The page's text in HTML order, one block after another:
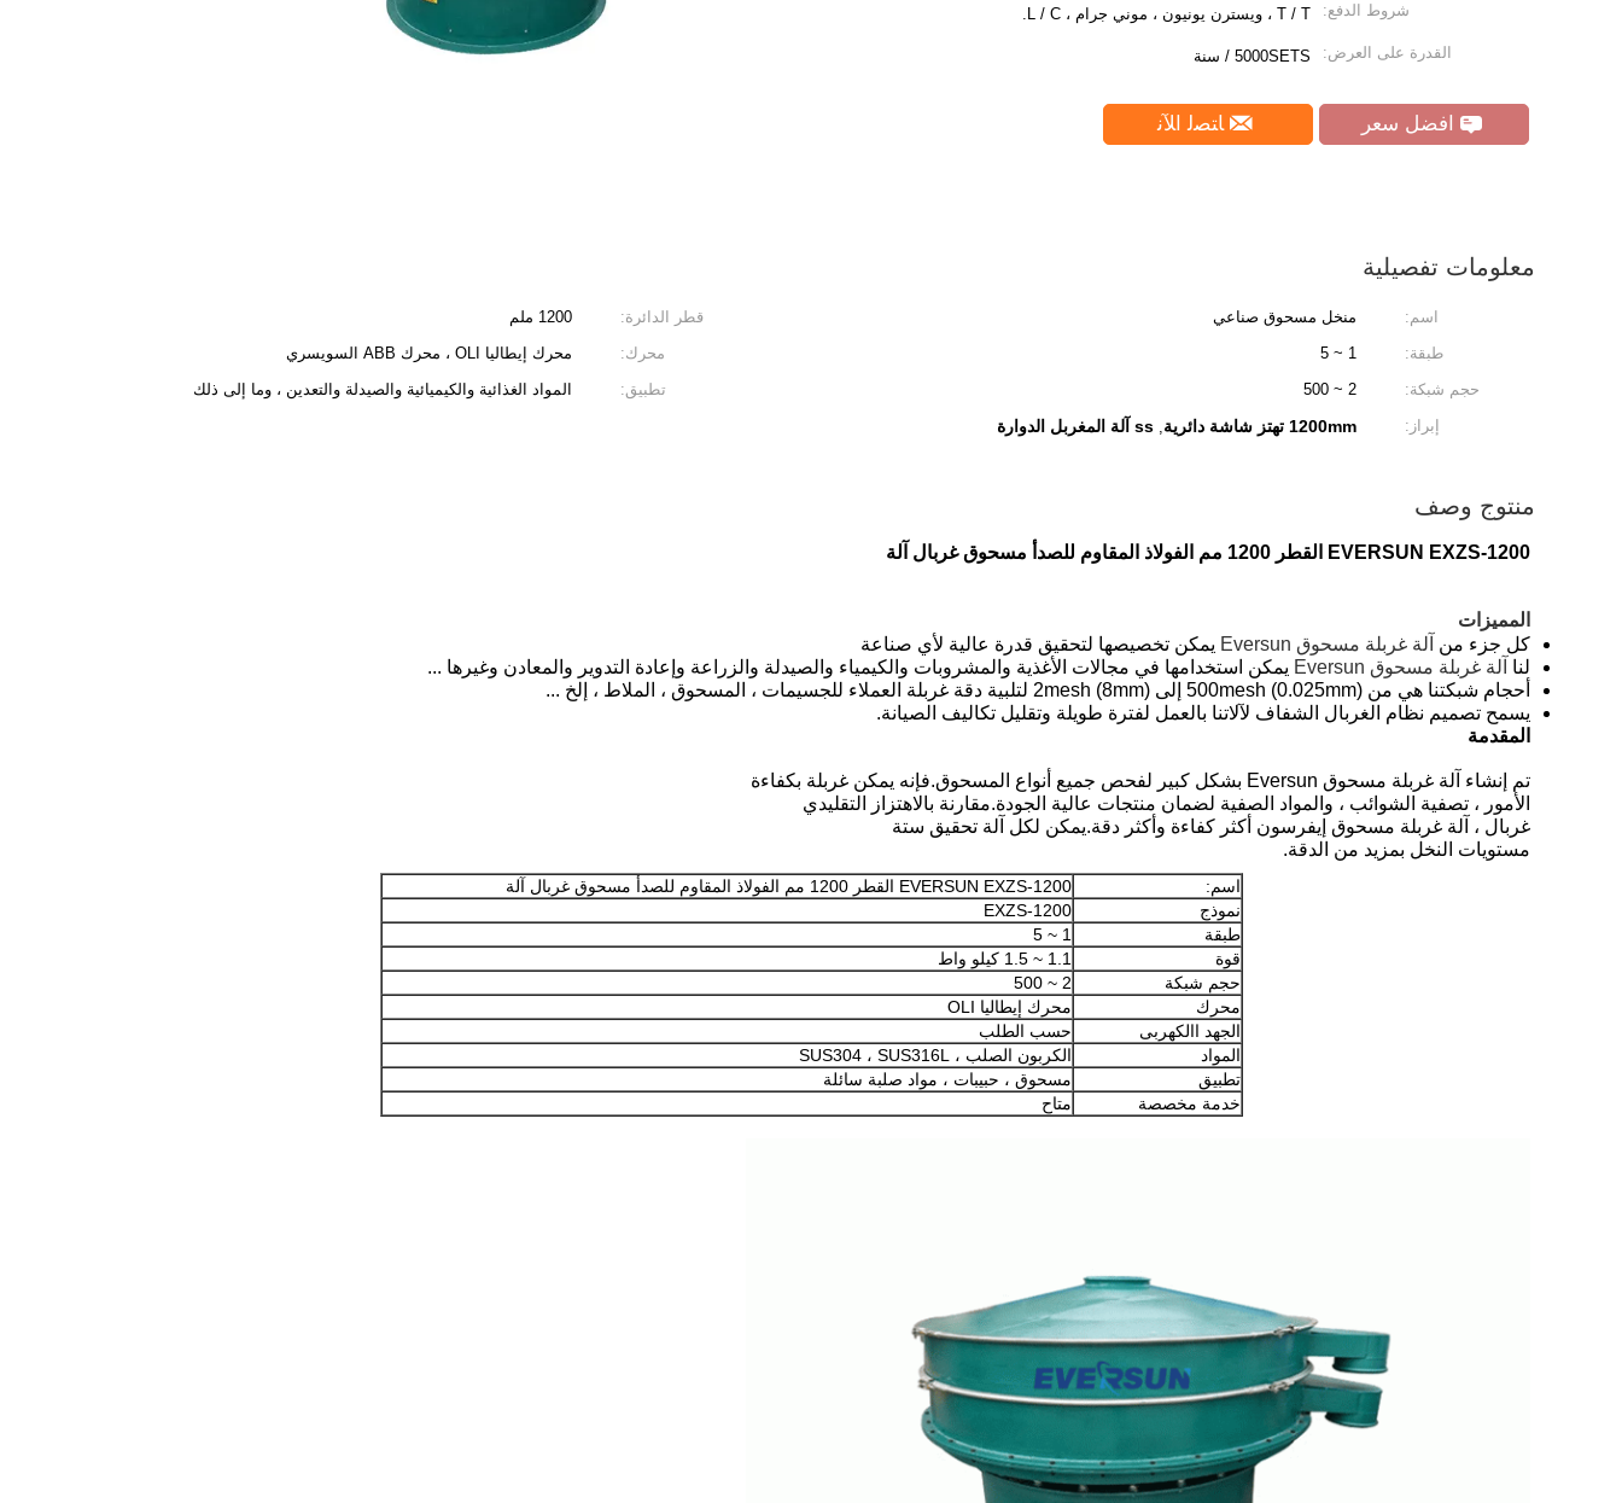
شروط الدفع: T / T ، ويسترن يونيون ، موني جرام ، L / C.
القدرة على العرض: 5000SETS / سنة
افضل سعر ﺎﺘﺼﻟ ﺍﻶﻧ
معلومات تفصيلية
اسم: منخل مسحوق صناعي قطر الدائرة:
1200 ملم
طبقة:
1 ~ 5 محرك:
محرك إيطاليا OLI ، محرك ABB السويسري
حجم شبكة:
2 ~ 500 تطبيق:
المواد الغذائية والكيميائية والصيدلة والتعدين ، وما إلى ذلك
إبراز:
1200mm تهتز شاشة دائرية , ss آلة المغربل الدوارة
منتوج وصف
EVERSUN EXZS-1200 القطر 1200 مم الفولاذ المقاوم للصدأ مسحوق غربال آلة
المميزات
كل جزء من آلة غربلة مسحوق Eversun
يمكن تخصيصها لتحقيق قدرة عالية لأي صناعة
لنا آلة غربلة مسحوق Eversun
يمكن استخدامها في مجالات الأغذية والمشروبات والكيمياء والصيدلة والزراعة وإعادة التدوير والمعادن وغيرها ...
أحجام شبكتنا هي من 500mesh (0.025mm) إلى 2mesh (8mm) لتلبية دقة غربلة العملاء للجسيمات ، المسحوق ، الملاط ، إلخ ...
يسمح تصميم نظام الغربال الشفاف لآلاتنا بالعمل لفترة طويلة وتقليل تكاليف الصيانة.
المقدمة
تم إنشاء آلة غربلة مسحوق Eversun بشكل كبير لفحص جميع أنواع المسحوق.فإنه يمكن غربلة بكفاءة
الأمور ، تصفية الشوائب ، والمواد الصفية لضمان منتجات عالية الجودة.مقارنة بالاهتزاز التقليدي
غربال ، آلة غربلة مسحوق إيفرسون أكثر كفاءة وأكثر دقة.يمكن لكل آلة تحقيق ستة
مستويات النخل بمزيد من الدقة.
اسم:
EVERSUN EXZS-1200 القطر 1200 مم الفولاذ المقاوم للصدأ مسحوق غربال آلة
نموذج
EXZS-1200
طبقة
1 ~ 5
قوة
1.1 ~ 1.5 كيلو واط
حجم شبكة
2 ~ 500
محرك
محرك إيطاليا OLI
الجهد االكهربى
حسب الطلب
المواد
الكربون الصلب ، SUS304 ، SUS316L
تطبيق
مسحوق ، حبيبات ، مواد صلبة سائلة
خدمة مخصصة
متاح